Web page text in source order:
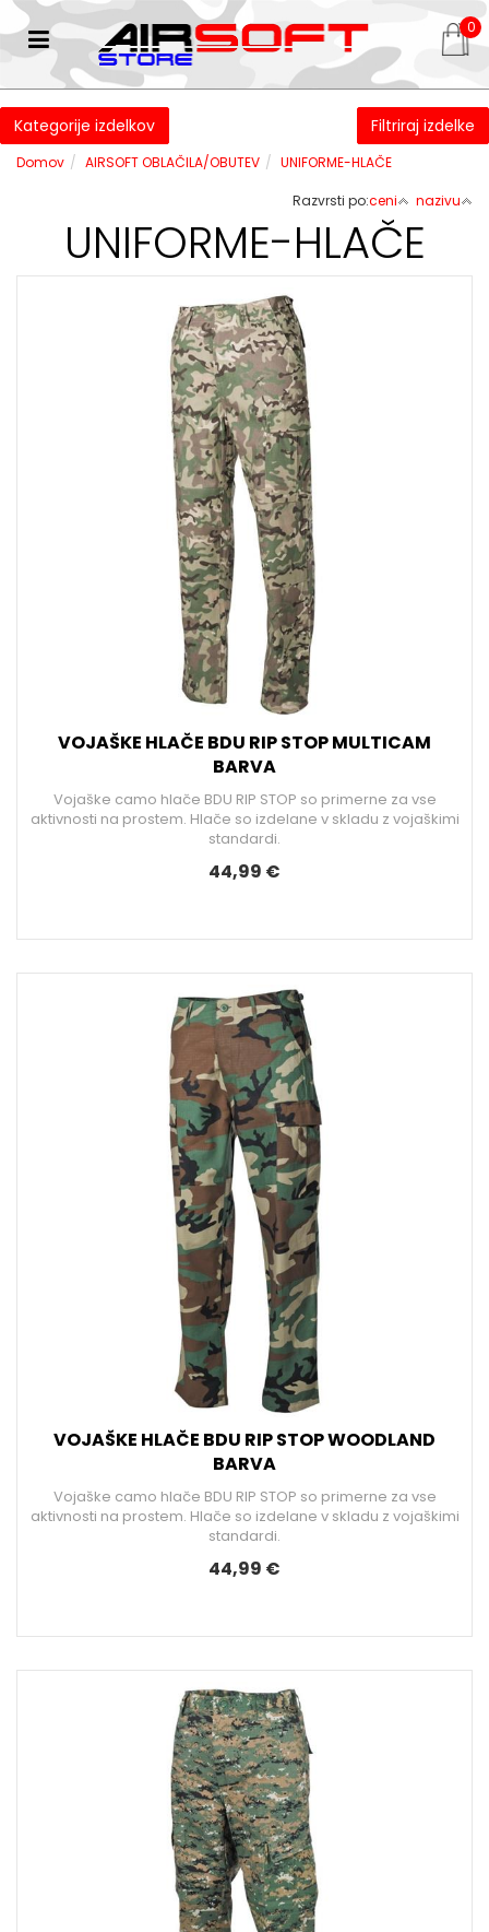
0
Kategorije izdelkov Filtriraj izdelke
Domov AIRSOFT OBLAČILA/OBUTEV UNIFORME-HLAČE
Razvrsti po:ceni nazivu
UNIFORME-HLAČE
VOJAŠKE HLAČE BDU RIP STOP MULTICAM
BARVA
Vojaške camo hlače BDU RIP STOP so primerne za vse
aktivnosti na prostem. Hlače so izdelane v skladu z vojaškimi
standardi.
44,99 €
VOJAŠKE HLAČE BDU RIP STOP WOODLAND
BARVA
Vojaške camo hlače BDU RIP STOP so primerne za vse
aktivnosti na prostem. Hlače so izdelane v skladu z vojaškimi
standardi.
44,99 €